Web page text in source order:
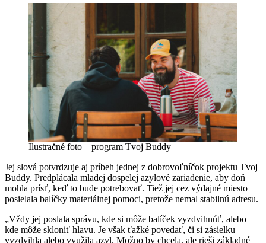
Ilustračné foto – program Tvoj Buddy
Jej slová potvrdzuje aj príbeh jednej z dobrovoľníčok projektu Tvoj
Buddy. Predplácala mladej dospelej azylové zariadenie, aby doň
mohla prísť, keď to bude potrebovať. Tiež jej cez výdajné miesto
posielala balíčky materiálnej pomoci, pretože nemal stabilnú adresu.
„Vždy jej poslala správu, kde si môže balíček vyzdvihnúť, alebo
kde môže skloniť hlavu. Je však ťažké povedať, či si zásielku
vyzdvihla alebo využila azyl. Možno by chcela, ale rieši základné